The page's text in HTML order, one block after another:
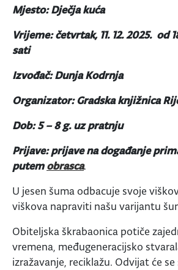
Mjesto: Dječja kuća
Vrijeme: četvrtak, 11. 12. 2025. od
sati
Izvođač: Dunja Kodrnja
Organizator: Gradska knjižnica
Dob: 5 – 8 g. uz pratnju
Prijave: prijave na događanje
putemobrasca.
U jesen šuma odbacuje svoje
viškova napraviti našu varijantu
Obiteljska škrabaonica potiče
vremena, međugeneracijsko
izražavanje, reciklažu. Odvijat će